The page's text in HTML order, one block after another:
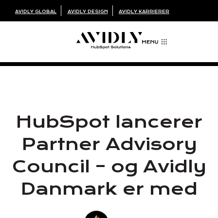
AVIDLY GLOBAL AVIDLY DESIGN AVIDLY KARRIERER
HubSpot lancerer
Partner Advisory
Council – og Avidly
Danmark er med